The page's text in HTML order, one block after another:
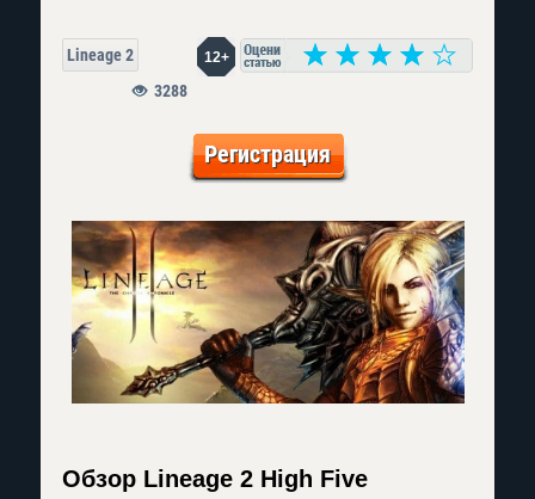
Lineage 2 12+
3288
Регистрация
Обзор Lineage 2 High Five